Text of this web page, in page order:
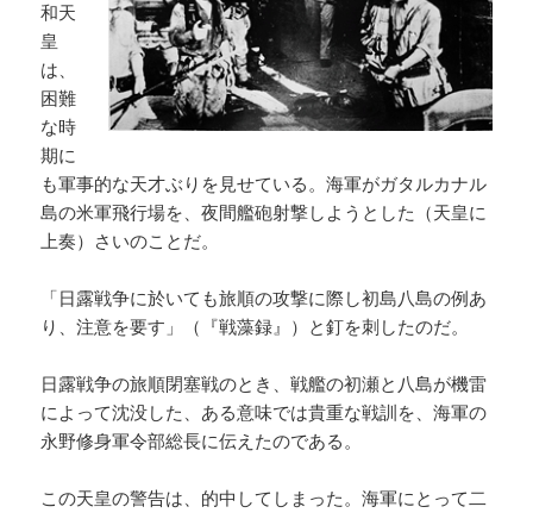
和天
皇
は、
困難
な時
期に
も軍事的な天才ぶりを見せている。海軍がガタルカナル
島の米軍飛行場を、夜間艦砲射撃しようとした（天皇に
上奏）さいのことだ。
「日露戦争に於いても旅順の攻撃に際し初島八島の例あ
り、注意を要す」（『戦藻録』）と釘を刺したのだ。
日露戦争の旅順閉塞戦のとき、戦艦の初瀬と八島が機雷
によって沈没した、ある意味では貴重な戦訓を、海軍の
永野修身軍令部総長に伝えたのである。
この天皇の警告は、的中してしまった。海軍にとって二